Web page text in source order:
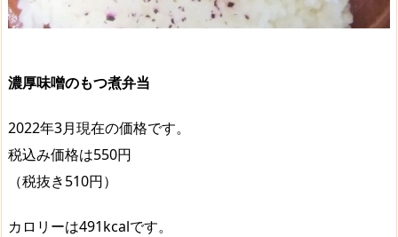
濃厚味噌のもつ煮弁当
2022年3月現在の価格です。
税込み価格は550円
（税抜き510円）
カロリーは491kcalです。